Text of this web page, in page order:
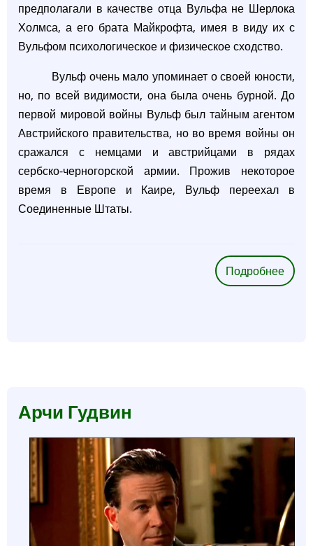
предполагали в качестве отца Вульфа не Шерлока
Холмса, а его брата Майкрофта, имея в виду их с
Вульфом психологическое и физическое сходство.
Вульф очень мало упоминает о своей юности,
но, по всей видимости, она была очень бурной. До
первой мировой войны Вульф был тайным агентом
Австрийского правительства, но во время войны он
сражался с немцами и австрийцами в рядах
сербско-черногорской армии. Прожив некоторое
время в Европе и Каире, Вульф переехал в
Соединенные Штаты.
Подробнее
Ниро
Арчи Гудвин